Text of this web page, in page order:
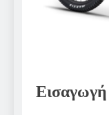
Εισαγωγή